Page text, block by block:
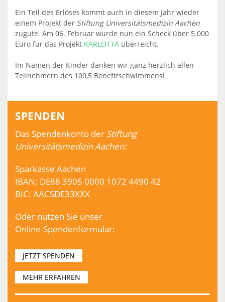
Ein Teil des Erlöses kommt auch in diesem Jahr wieder
einem Projekt der Stiftung Universitätsmedizin Aachen
zugute. Am 06. Februar wurde nun ein Scheck über 5.000
Euro für das Projekt KARLOTTA überreicht.
Im Namen der Kinder danken wir ganz herzlich allen
Teilnehmern des 100,5 Benefizschwimmens!
SPENDEN
Das Spendenkonto der Stiftung
Universitätsmedizin Aachen:
Sparkasse Aachen
IBAN: DE88 3905 0000 1072 4490 42
BIC: AACSDE33XXX
Oder nutzen Sie unser
Online-Spendenformular:
JETZT SPENDEN
MEHR ERFAHREN